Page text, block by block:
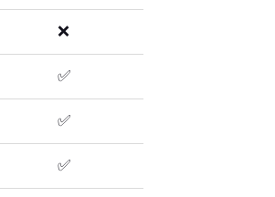
❌
✅
✅
✅